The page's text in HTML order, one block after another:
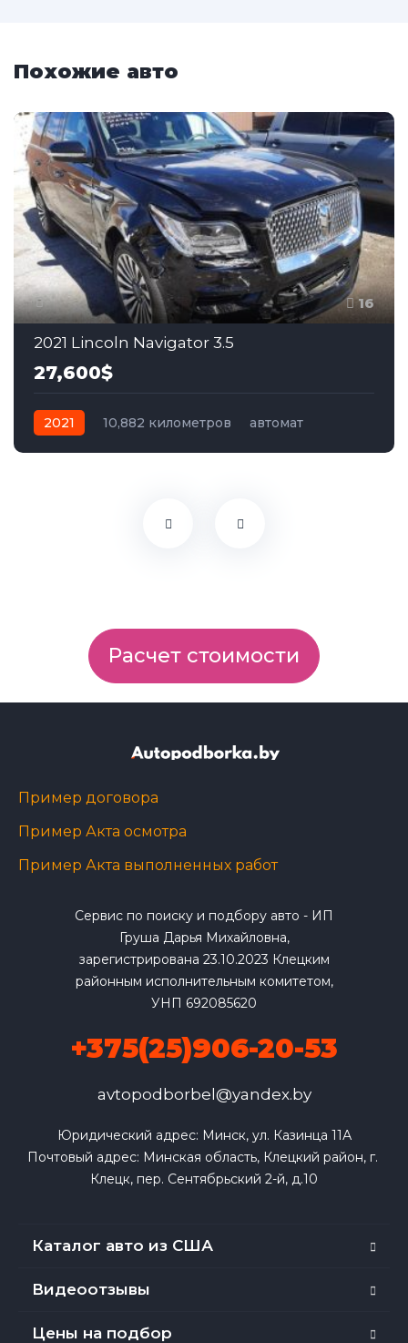
Похожие авто
16
2021 Lincoln Navigator 3.5
27,600$
2021 10,882 километров
автомат
Расчет стоимости
Пример договора
Пример Акта осмотра
Пример Акта выполненных работ
Сервис по поиску и подбору авто - ИП
Груша Дарья Михайловна,
зарегистрирована 23.10.2023 Клецким
районным исполнительным комитетом,
УНП 692085620
+375(25)906-20-53
avtopodborbel@yandex.by
Юридический адрес: Минск, ул. Казинца 11А
Почтовый адрес: Минская область, Клецкий район, г.
Клецк, пер. Сентябрьский 2-й, д.10
Каталог авто из США
Видеоотзывы
Цены на подбор